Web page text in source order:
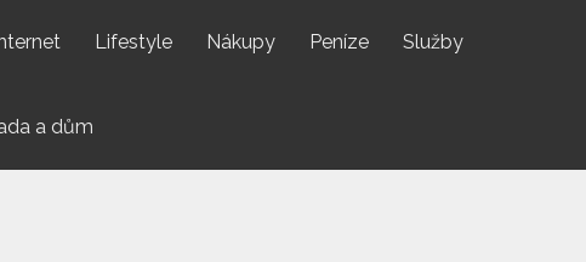
Lifestyle Nákupy Peníze Služby
a dům